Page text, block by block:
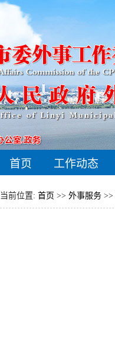
首页 工作动态
当前位置: 首页 >> 外事服务 >>